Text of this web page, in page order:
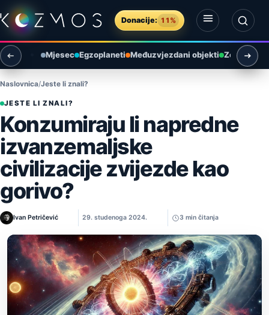
Preskoči na sadržaj
Donacije: 11%
Otvori izbornik
Otvori pretragu
Mjesec Egzoplaneti Međuzvjezdani objekti Zemlja i
Naslovnica Jeste li znali?
JESTE LI ZNALI?
Konzumiraju li napredne
izvanzemaljske
civilizacije zvijezde kao
gorivo?
Ivan Petričević 29. studenoga 2024. 3 min čitanja